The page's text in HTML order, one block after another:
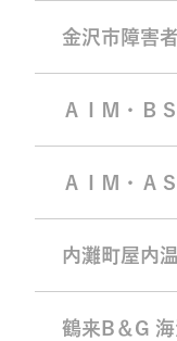
金沢市障害
ＡＩＭ・Ｂ
ＡＩＭ・Ａ
内灘町屋内
鶴来B＆G